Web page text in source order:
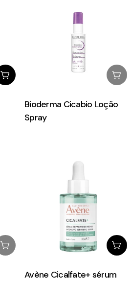
Adicionar Ao Carrinho
Bioderma Cicabio Loção
Spray
Esgotado
Avène Cicalfate+ sérum